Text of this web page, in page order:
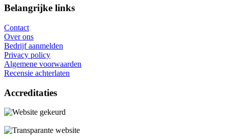
Belangrijke links
Contact
Over ons
Bedrijf aanmelden
Privacy policy
Algemene voorwaarden
Recensie achterlaten
Accreditaties